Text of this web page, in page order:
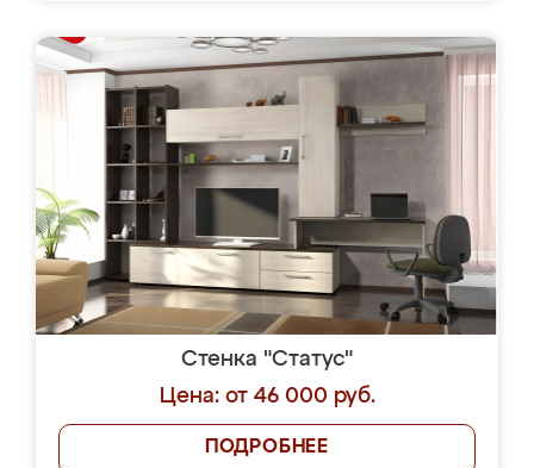
Стенка "Статус"
Цена: от 46 000 руб.
ПОДРОБНЕЕ